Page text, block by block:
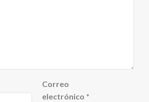
Correo
electrónico *